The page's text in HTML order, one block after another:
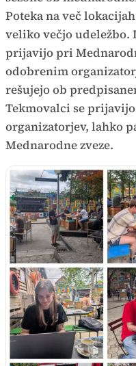
Poteka na več
veliko večjo udeležbo.
prijavijo pri
odobrenim
rešujejo ob
Tekmovalci se
organizatorjev, lahko
Mednarodne zveze.